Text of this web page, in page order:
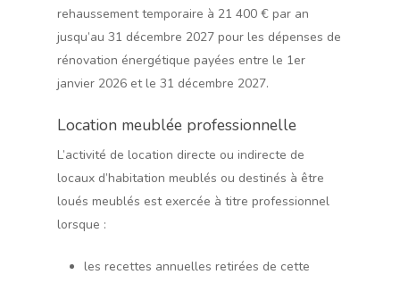
rehaussement temporaire à 21 400 € par an
jusqu’au 31 décembre 2027 pour les dépenses de
rénovation énergétique payées entre le 1er
janvier 2026 et le 31 décembre 2027.
Location meublée professionnelle
L’activité de location directe ou indirecte de
locaux d’habitation meublés ou destinés à être
loués meublés est exercée à titre professionnel
lorsque :
les recettes annuelles retirées de cette